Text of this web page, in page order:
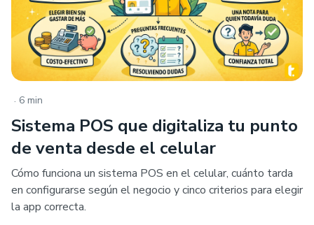
. 6 min
Sistema POS que digitaliza tu punto
de venta desde el celular
Cómo funciona un sistema POS en el celular, cuánto tarda
en configurarse según el negocio y cinco criterios para elegir
la app correcta.